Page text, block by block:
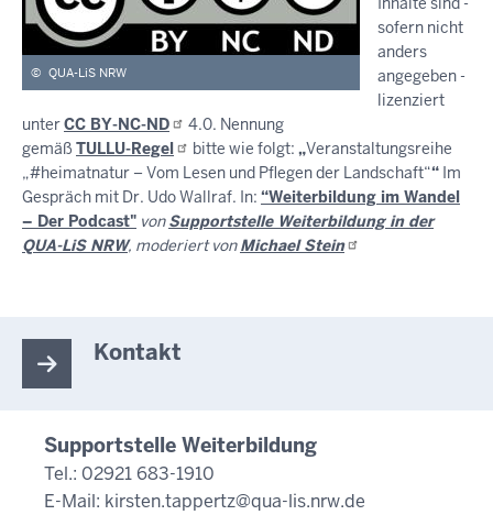
© QUA-LiS NRW
sofern nicht
anders
angegeben -
lizenziert
unterCC BY-NC-ND
4.0. Nennung
gemäß TULLU-Regel bitte wie folgt: „Veranstaltungsreihe
„#heimatnatur – Vom Lesen und Pflegen der Landschaft““ Im
Gespräch mit Dr. Udo Wallraf. In: “Weiterbildung im Wandel
– Der Podcast" vonSupportstelle Weiterbildung in der
QUA-LiS NRW, moderiert vonMichaelStein
Kontakt
Supportstelle Weiterbildung
Tel.: 02921 683-1910
E-Mail: kirsten.tappertz@qua-lis.nrw.de